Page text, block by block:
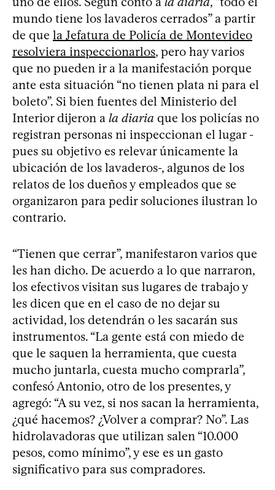
mundo tiene los lavaderos cerrados” a partir
de que la Jefatura de Policía de Montevideo
resolviera inspeccionarlos, pero hay varios
que no pueden ir a la manifestación porque
ante esta situación “no tienen plata ni para el
boleto”. Si bien fuentes del Ministerio del
Interior dijeron a la diaria que los policías no
registran personas ni inspeccionan el lugar -
pues su objetivo es relevar únicamente la
ubicación de los lavaderos-, algunos de los
relatos de los dueños y empleados que se
organizaron para pedir soluciones ilustran lo
contrario.
“Tienen que cerrar”, manifestaron varios que
les han dicho. De acuerdo a lo que narraron,
los efectivos visitan sus lugares de trabajo y
les dicen que en el caso de no dejar su
actividad, los detendrán o les sacarán sus
instrumentos. “La gente está con miedo de
que le saquen la herramienta, que cuesta
mucho juntarla, cuesta mucho comprarla”,
confesó Antonio, otro de los presentes, y
agregó: “A su vez, si nos sacan la herramienta,
¿qué hacemos? ¿Volver a comprar? No”. Las
hidrolavadoras que utilizan salen “10.000
pesos, como mínimo”, y ese es un gasto
significativo para sus compradores.